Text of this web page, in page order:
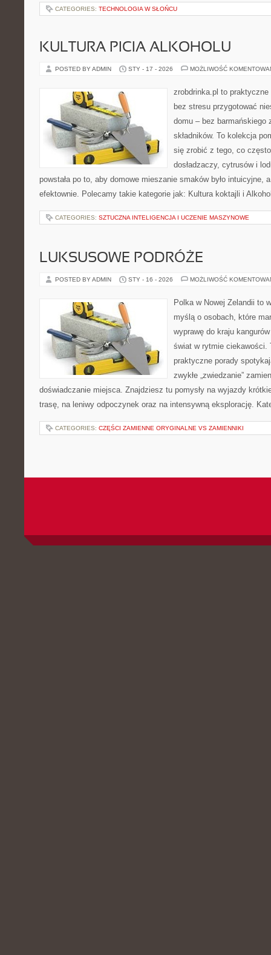
CATEGORIES: TECHNOLOGIA W SŁOŃCU
KULTURA PICIA ALKOHOLU
POSTED BY ADMIN STY - 17 - 2026 MOŻLIWOŚĆ
zrobdrinka.pl to
bez stresu przygotować
domu – bez barmańskiego
składników. To kolekcja
się zrobić z tego, co
dosładzaczy, cytrusów i
powstała po to, aby domowe mieszanie smaków było intuicyjne,
efektownie. Polecamy takie kategorie jak: Kultura koktajli i
CATEGORIES: SZTUCZNA INTELIGENCJA I UCZENIE MASZYNOWE
LUKSUSOWE PODRÓŻE
POSTED BY ADMIN STY - 16 - 2026 MOŻLIWOŚĆ
Polka w Nowej Zelandii to
myślą o osobach, które
wyprawę do kraju
świat w rytmie ciekawości.
praktyczne porady
zwykłe „zwiedzanie”
doświadczanie miejsca. Znajdziesz tu pomysły na wyjazdy
trasę, na leniwy odpoczynek oraz na intensywną eksplorację.
CATEGORIES: CZĘŚCI ZAMIENNE ORYGINALNE VS ZAMIENNIKI